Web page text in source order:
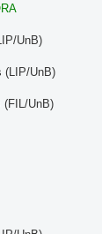
UnB)
(LIP/UnB)
(FIL/UnB)